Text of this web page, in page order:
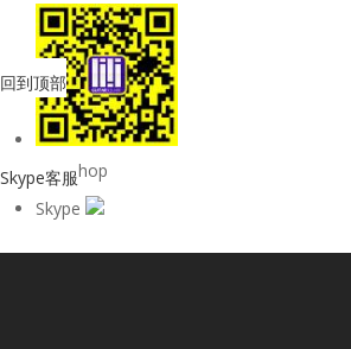
购物Shop
回到顶部
Skype客服
Skype